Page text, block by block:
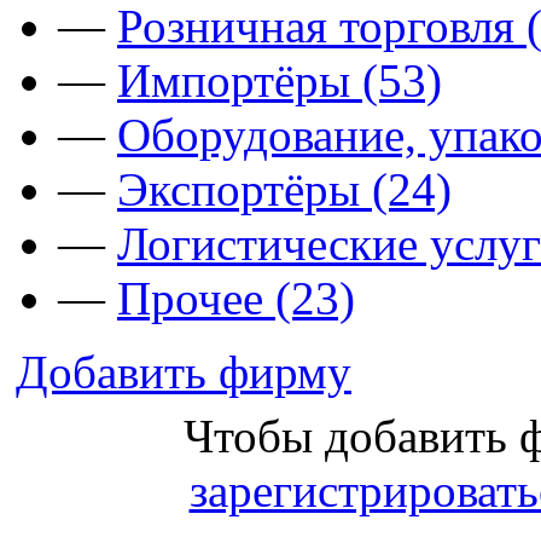
— Розничная торговля
— Импортёры (53)
— Оборудование,
— Экспортёры (24)
— Логистические
— Прочее (23)
Добавить фирму
Чтобы добавить